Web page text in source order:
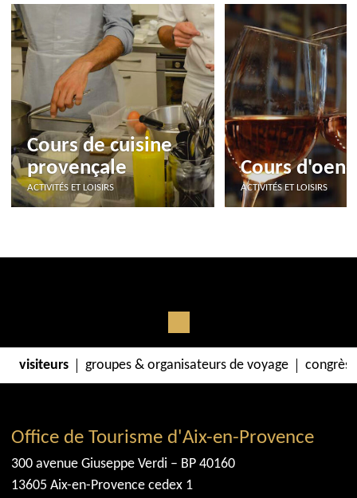
Cours de cuisine
provençale
ACTIVITÉS ET LOISIRS
Cours
ACTIVITÉS ET LOISIRS
visiteurs groupes & organisateurs de voyage congrès
Office de Tourisme d'Aix-en-Provence
300 avenue Giuseppe Verdi – BP 40160
13605 Aix-en-Provence cedex 1